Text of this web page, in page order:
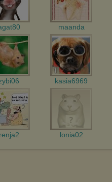
pod adresem
.
maanda
kasia6969
renja2 lonia02